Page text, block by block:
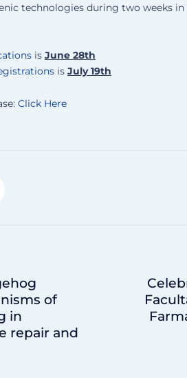
technologies during two weeks in
is June 28th
is July 19th
Click Here
of
in
repair and